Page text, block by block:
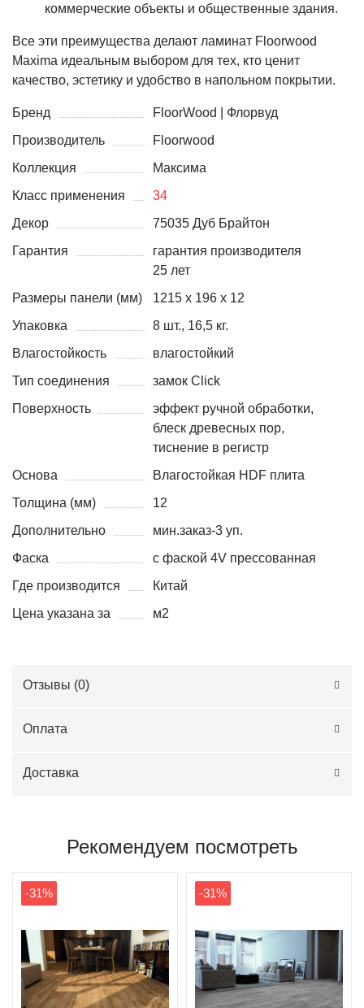
коммерческие объекты и общественные здания.
Все эти преимущества делают ламинат Floorwood
Maxima идеальным выбором для тех, кто ценит
качество, эстетику и удобство в напольном покрытии.
Бренд
FloorWood | Флорвуд
Производитель
Floorwood
Коллекция
Максима
Класс применения
34
Декор
75035 Дуб Брайтон
Гарантия
гарантия производителя
25 лет
Размеры панели (мм)
1215 х 196 х 12
Упаковка
8 шт., 16,5 кг.
Влагостойкость
влагостойкий
Тип соединения
замок Click
Поверхность
эффект ручной обработки,
блеск древесных пор,
тиснение в регистр
Основа
Влагостойкая HDF плита
Толщина (мм)
12
Дополнительно
мин.заказ-3 уп.
Фаска
с фаской 4V прессованная
Где производится
Китай
Цена указана за
м2
Отзывы (0)
Оплата
Доставка
Рекомендуем посмотреть
-31% -31%